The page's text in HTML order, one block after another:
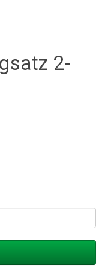
2-